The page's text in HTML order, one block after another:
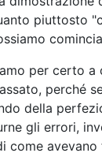
piuttosto
per certo
perché
della
gli errori,
come